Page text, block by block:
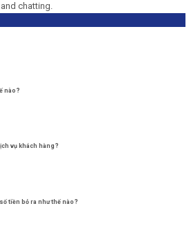
chatting.
nào?
vụ khách hàng?
tiền bỏ ra như thế nào?